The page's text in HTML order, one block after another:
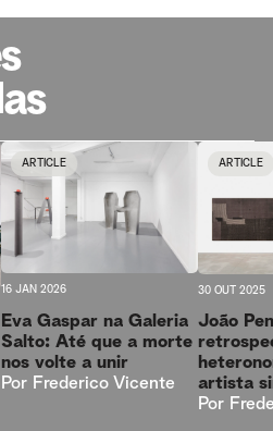
ARTICLE
16 JAN 2026
Eva Gaspar na Galeria
Salto: Até que a morte
nos volte a unir
Por Frederico Vicente
ARTICLE
30 OUT 2025
João
artista
Por